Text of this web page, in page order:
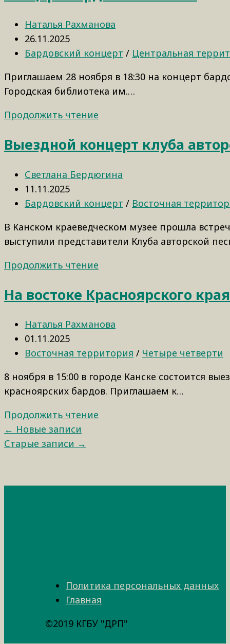
Наталья Рахманова
26.11.2025
Бардовский концерт / Центральная
Приглашаем 28 ноября в 18:30 на концерт
Городская библиотека им.…
Продолжить чтение
Выездной концерт клуба
Светлана Бердюгина
11.11.2025
Бардовский концерт / Восточная
В Канском краеведческом музее прошла
выступили представители Клуба авторской
Продолжить чтение
На востоке Красноярского
Наталья Рахманова
01.11.2025
Восточная территория / Четыре четверти
8 ноября в 15:00 в городе Канске состоится
красноярских бардов. Приглашаем к…
Продолжить чтение
← Новые записи
Старые записи →
Политика персональных данных
Главная
©2019 КГБУ "ДРП"